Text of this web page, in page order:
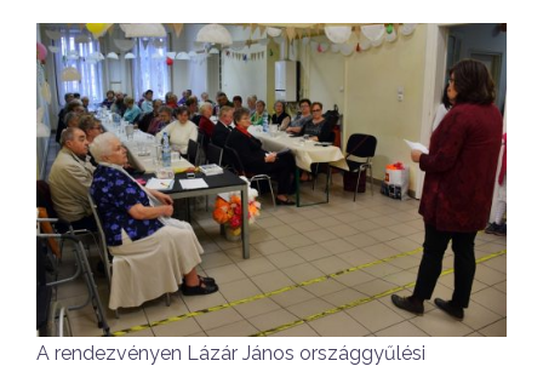
A rendezvényen Lázár János országgyűlési